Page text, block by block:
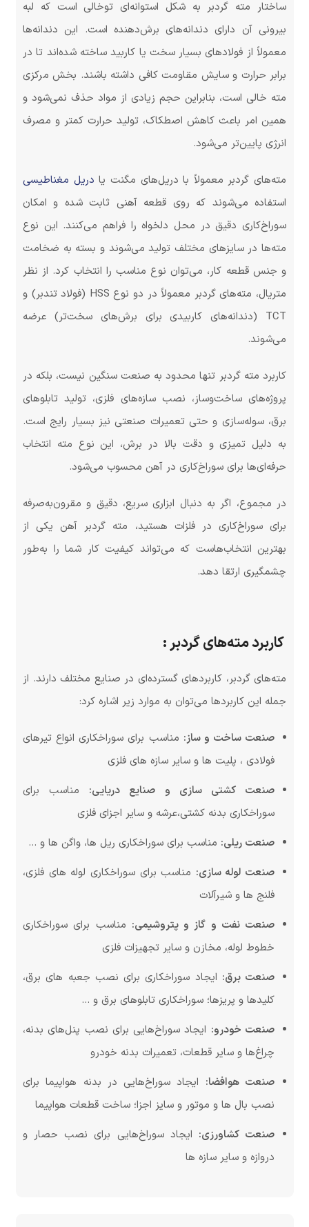
ساختار مته گردبر به شکل استوانه‌ای توخالی است که لبه‌
بیرونی آن دارای دندانه‌های برش‌دهنده است. این دندانه‌ها
معمولاً از فولادهای بسیار سخت یا کاربید ساخته شده‌اند تا در
برابر حرارت و سایش مقاومت کافی داشته باشند. بخش مرکزی
مته خالی است، بنابراین حجم زیادی از مواد حذف نمی‌شود و
همین امر باعث کاهش اصطکاک، تولید حرارت کمتر و مصرف
انرژی پایین‌تر می‌شود.
مته‌های گردبر معمولاً با دریل‌های مگنت یا دریل مغناطیسی
استفاده می‌شوند که روی قطعه آهنی ثابت شده و امکان
سوراخ‌کاری دقیق در محل دلخواه را فراهم می‌کنند. این نوع
مته‌ها در سایزهای مختلف تولید می‌شوند و بسته به ضخامت
و جنس قطعه کار، می‌توان نوع مناسب را انتخاب کرد. از نظر
متریال، مته‌های گردبر معمولاً در دو نوع HSS (فولاد تندبر) و
TCT (دندانه‌های کاربیدی برای برش‌های سخت‌تر) عرضه
می‌شوند.
کاربرد مته گردبر تنها محدود به صنعت سنگین نیست، بلکه در
پروژه‌های ساخت‌وساز، نصب سازه‌های فلزی، تولید تابلوهای
برق، سوله‌سازی و حتی تعمیرات صنعتی نیز بسیار رایج است.
به دلیل تمیزی و دقت بالا در برش، این نوع مته انتخاب
حرفه‌ای‌ها برای سوراخ‌کاری در آهن محسوب می‌شود.
در مجموع، اگر به دنبال ابزاری سریع، دقیق و مقرون‌به‌صرفه
برای سوراخ‌کاری در فلزات هستید، مته گردبر آهن یکی از
بهترین انتخاب‌هاست که می‌تواند کیفیت کار شما را به‌طور
چشمگیری ارتقا دهد.
کاربرد مته‌های گردبر :
مته‌های گردبر، کاربردهای گسترده‌ای در صنایع مختلف دارند. از
جمله این کاربردها می‌توان به موارد زیر اشاره کرد:
صنعت ساخت و ساز: مناسب برای سوراخکاری انواع تیرهای
فولادی ، پلیت ها و سایر سازه های فلزی
صنعت کشتی سازی و صنایع دریایی: مناسب برای
سوراخکاری بدنه کشتی،عرشه و سایر اجزای فلزی
صنعت ریلی: مناسب برای سوراخکاری ریل ها، واگن ها و …
صنعت لوله سازی: مناسب برای سوراخکاری لوله های فلزی،
فلنج ها و شیرآلات
صنعت نفت و گاز و پتروشیمی: مناسب برای سوراخکاری
خطوط لوله، مخازن و سایر تجهیزات فلزی
صنعت برق: ایجاد سوراخکاری برای نصب جعبه های برق،
کلیدها و پریزها؛ سوراخکاری تابلوهای برق و …
صنعت خودرو: ایجاد سوراخ‌هایی برای نصب پنل‌های بدنه،
چراغ‌ها و سایر قطعات، تعمیرات بدنه خودرو
صنعت هوافضا: ایجاد سوراخ‌هایی در بدنه هواپیما برای
نصب بال ها و موتور و سایز اجزا؛ ساخت قطعات هواپیما
صنعت کشاورزی: ایجاد سوراخ‌هایی برای نصب حصار و
دروازه و سایر سازه ها